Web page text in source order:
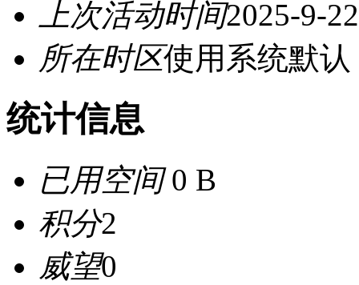
上次活动时间2025-9-
所在时区使用系统默认
统计信息
已用空间0 B
积分2
威望0